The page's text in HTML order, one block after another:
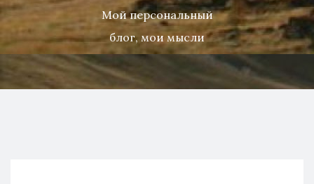
Мой персональный
блог, мои мысли